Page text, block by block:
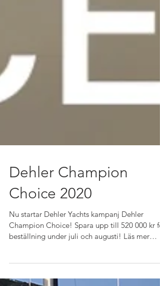
Dehler Champion
Choice 2020
beställning under juli och augusti! Läs mer